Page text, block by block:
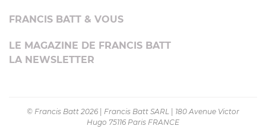
FRANCIS BATT & VOUS
LE MAGAZINE DE FRANCIS BATT
LA NEWSLETTER
© Francis Batt 2026 | Francis Batt SARL | 180 Avenue Victor
Hugo 75116 Paris FRANCE